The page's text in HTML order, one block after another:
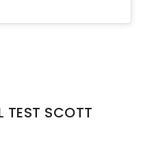
TEST SCOTT